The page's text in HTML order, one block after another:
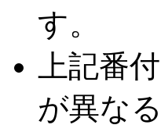
す。
上記番
が異な